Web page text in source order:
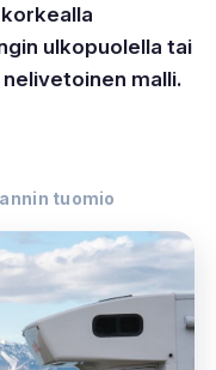
ulkopuolella tai
malli.
tuomio